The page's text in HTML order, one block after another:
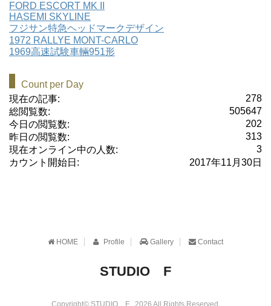
FORD ESCORT MK II
HASEMI SKYLINE
フジサン特急ヘッドマークデザイン
1972 RALLYE MONT-CARLO
1969高速試験車輛951形
Count per Day
278
現在の記事:
505647
総閲覧数:
202
今日の閲覧数:
313
昨日の閲覧数:
3
現在オンライン中の人数:
2017年11月30日
カウント開始日:
HOME Profile Gallery Contact
STUDIO F